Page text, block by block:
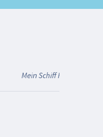
Mein Schiff Flow